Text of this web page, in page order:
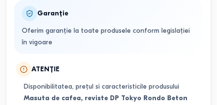
Garanție
Oferim garanție la toate produsele conform legislației
în vigoare
ATENȚIE
Disponibilitatea, prețul si caracteristicile produsului
Masuta de cafea, reviste DP Tokyo Rondo Beton